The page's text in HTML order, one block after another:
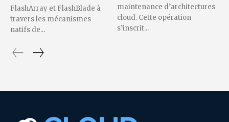
FlashArray et FlashBlade à
travers les mécanismes
natifs de...
maintenance d’architectures
cloud. Cette opération
s’inscrit...